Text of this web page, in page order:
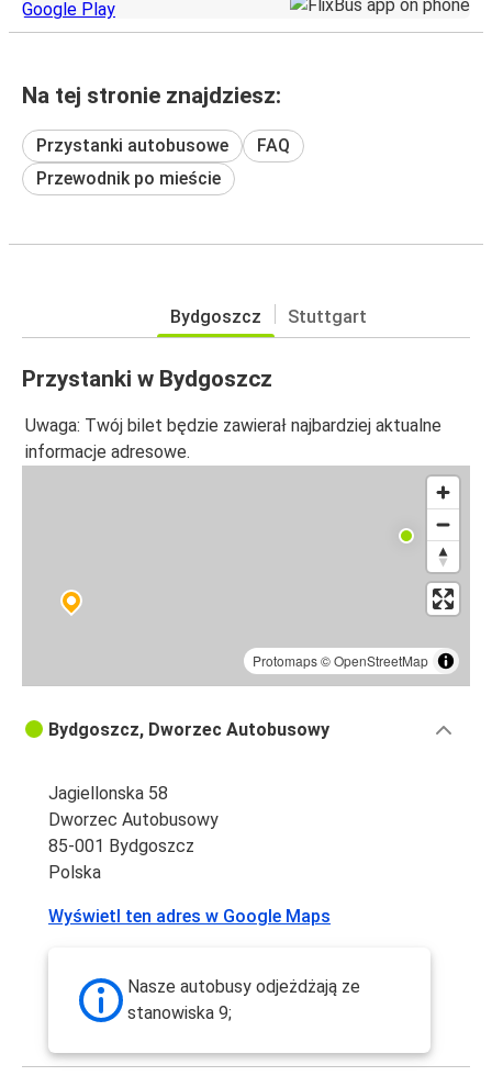
Na tej stronie znajdziesz:
Przystanki autobusowe
FAQ
Przewodnik po mieście
Bydgoszcz Stuttgart
Przystanki w Bydgoszcz
Uwaga: Twój bilet będzie zawierał najbardziej aktualne
informacje adresowe.
Protomaps©OpenStreetMap
Bydgoszcz, Dworzec Autobusowy
Jagiellonska 58
Dworzec Autobusowy
85-001 Bydgoszcz
Polska
Wyświetl ten adres w Google Maps
Nasze autobusy odjeżdżają ze
stanowiska 9;